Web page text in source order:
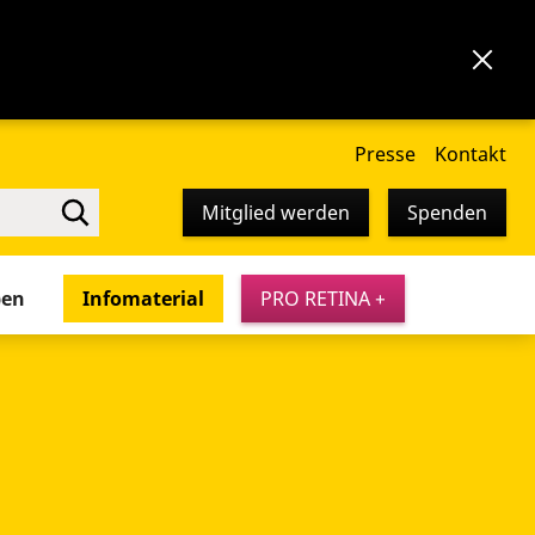
Presse Kontakt
Mitglied werden Spenden
Infomaterial PRO RETINA +